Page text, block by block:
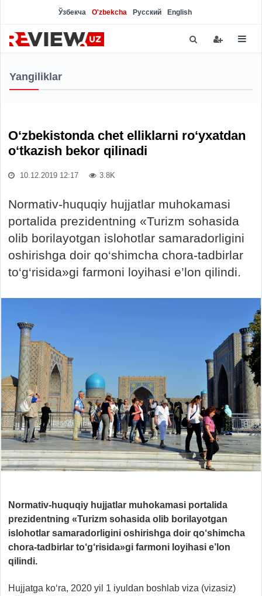
Ўзбекча O'zbekcha Русский English
Yangiliklar
O‘zbekistonda chet elliklarni ro‘yxatdan
o‘tkazish bekor qilinadi
10.12.2019 12:17 3.8K
Normativ-huquqiy hujjatlar muhokamasi
portalida prezidentning «Turizm sohasida
olib borilayotgan islohotlar samaradorligini
oshirishga doir qo‘shimcha chora-tadbirlar
to‘g‘risida»gi farmoni loyihasi e’lon qilindi.
Normativ-huquqiy hujjatlar muhokamasi portalida
prezidentning «Turizm sohasida olib borilayotgan
islohotlar samaradorligini oshirishga doir qo‘shimcha
chora-tadbirlar to‘g‘risida»gi farmoni loyihasi e’lon
qilindi.
Hujjatga ko‘ra, 2020 yil 1 iyuldan boshlab viza (vizasiz)